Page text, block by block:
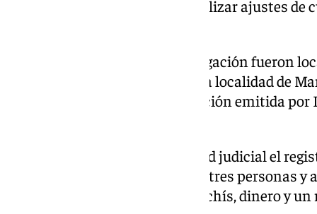
localizados y se dedicaban a realizar ajustes
Así, continuando con la investigación fueron
grupo en una urbanización de la localidad de
una orden de búsqueda y detención emitida
Por ello, se solicitó a la autoridad judicial el
organización, siendo detenidas tres personas
de MDMA, 3,5 kilogramos de hachís, dinero y